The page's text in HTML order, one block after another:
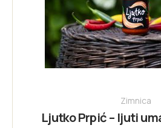
Zimnica
Ljutko Prpić – ljuti